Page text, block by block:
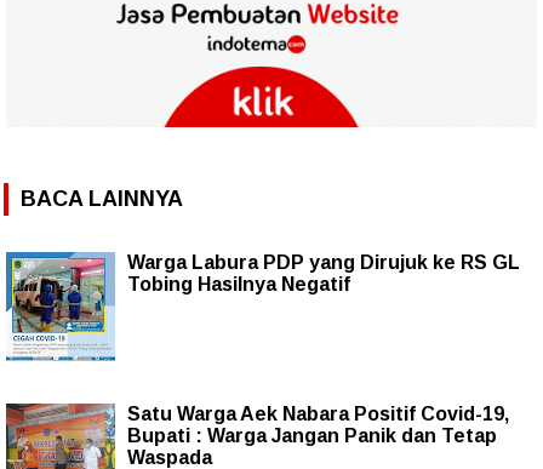
BACA LAINNYA
Warga Labura PDP yang Dirujuk ke RS GL
Tobing Hasilnya Negatif
Satu Warga Aek Nabara Positif Covid-19,
Bupati : Warga Jangan Panik dan Tetap
Waspada